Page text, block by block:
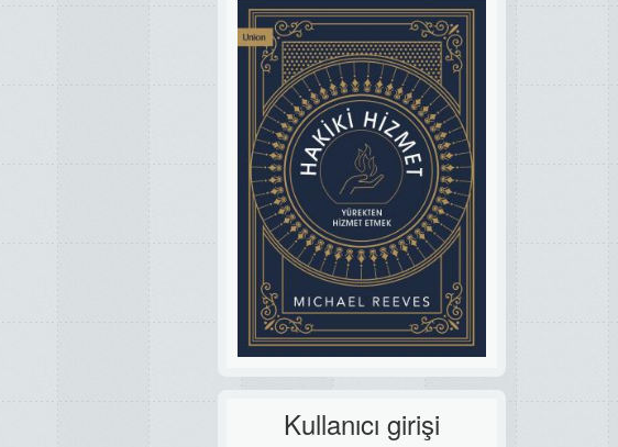
Kullanıcı girişi